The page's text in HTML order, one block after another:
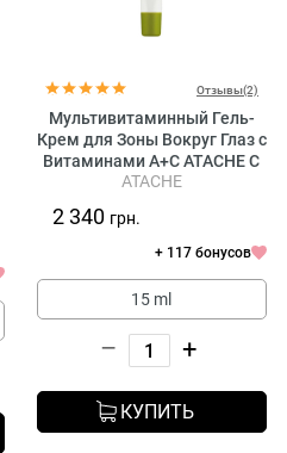
Отзывы(2)
Мультивитаминный Гель-
Крем для Зоны Вокруг Глаз с
Витаминами А+C ATACHE C
Vital Multivitamin A+C Eye
ATACHE
2 340 грн.
+ 117 бонусов
15 ml
– +
КУПИТЬ